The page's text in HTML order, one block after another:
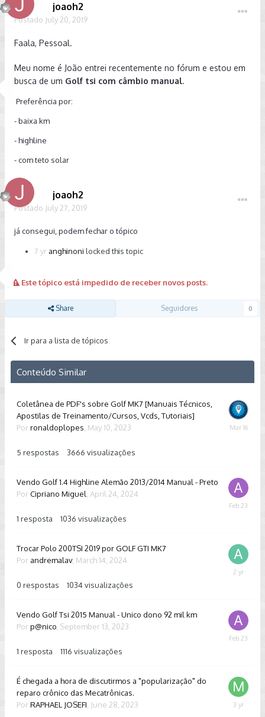
joaoh2
Postado July 20, 2019
Faala, Pessoal.
Meu nome é João entrei recentemente no fórum e estou em
busca de um Golf tsi com câmbio manual.
Preferência por:
- baixa km
- highline
- com teto solar
joaoh2
Postado July 27, 2019
já consegui, podem fechar o tópico
7 yr anghinoni locked this topic
Este tópico está impedido de receber novos posts.
Share Seguidores 0
Ir para a lista de tópicos
Conteúdo Similar
Coletânea de PDF's sobre Golf MK7 [Manuais Técnicos,
Apostilas de Treinamento/Cursos, Vcds, Tutoriais]
Por ronaldoplopes May 10, 2023
5 respostas 3666 visualizações
March
Vendo Golf 1.4 Highline Alemão 2013/2014 Manual - Preto
Por Cipriano Miguel April 24, 2024
1 resposta 1036 visualizações
February
Trocar Polo 200TSI 2019 por GOLF GTI MK7
Por andremalav, March 14, 2024
0 respostas 1034 visualizações
March
Vendo Golf Tsi 2015 Manual - Unico dono 92 mil km
Por p@nico September 13, 2023
1 resposta 1116 visualizações
February
É chegada a hora de discutirmos a "popularização" do
reparo crônico das Mecatrônicas.
Por RAPHAEL JOSEFI June 28, 2023
July